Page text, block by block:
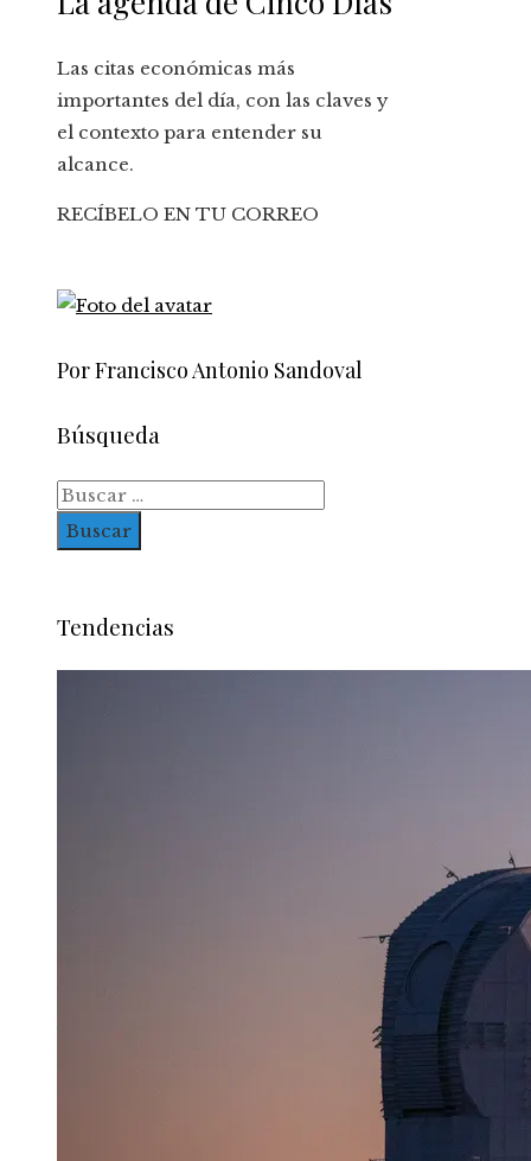
Las citas económicas más
importantes del día, con las claves y
el contexto para entender su
alcance.
RECÍBELO EN TU CORREO
Por Francisco Antonio Sandoval
Búsqueda
Buscar:
Tendencias